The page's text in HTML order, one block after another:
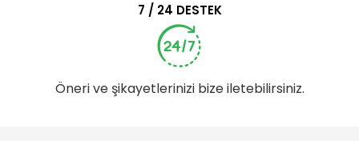
7 / 24 DESTEK
Öneri ve şikayetlerinizi bize iletebilirsiniz.